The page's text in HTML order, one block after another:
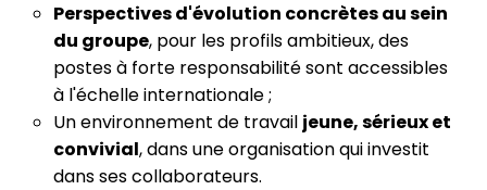
Perspectives d'évolution concrètes au sein
du groupe, pour les profils ambitieux, des
postes à forte responsabilité sont accessibles
à l'échelle internationale ;
Un environnement de travail jeune, sérieux et
convivial, dans une organisation qui investit
dans ses collaborateurs.